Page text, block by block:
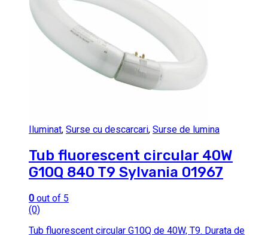
Iluminat, Surse cu descarcari, Surse de lumina
Tub fluorescent circular 40W
G10Q 840 T9 Sylvania 01967
0 out of 5
(0)
Tub fluorescent circular G10Q de 40W, T9. Durata de